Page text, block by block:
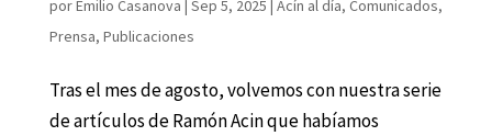
porEmilio Casanova | Sep 5, 2025 | Acín al día, Comunicados,
Prensa, Publicaciones
Tras el mes de agosto, volvemos con nuestra serie
de artículos de Ramón Acin que habíamos